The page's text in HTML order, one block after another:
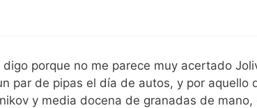
porque no me parece muy acertado
par de pipas el día de autos, y por aquello
y media docena de granadas de mano,